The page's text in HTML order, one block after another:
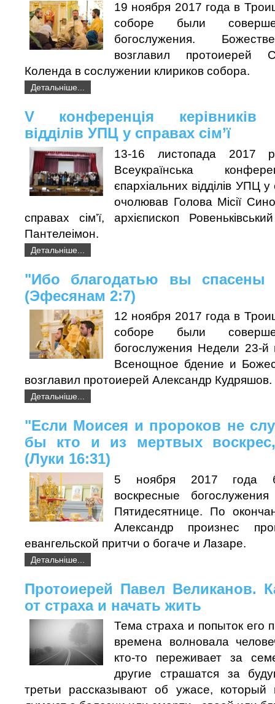
19 ноября 2017 года в
соборе были
богослужения.
возглавил протоиерей
Коленда в сослужении клириков собора.
Детальніше...
V конференція керівників
відділів УПЦ у справах сім’ї
13-16 листопада 2017
Всеукраїнська
єпархіальних відділів УПЦ у
очолював Голова Місії
справах сім’ї, архієпископ
Пантелеімон.
Детальніше...
"Ибо благодатью вы спасены
(Эфесянам 2:7)
12 ноября 2017 года в
соборе были
богослужения Недели 23-й
Всенощное бдение и
возглавил протоиерей Александр Кудряшов.
Детальніше...
"Если Моисея и пророков не
бы кто и из мертвых
(Луки 16:31)
5 ноября 2017 года
воскресные
Пятидесятнице. По
Александр произнес
евангельской притчи о богаче и Лазаре.
Детальніше...
Протоиерей Павел Великанов.
от страха и начать жить
Тема страха и попыток его
времена волновала
кто-то переживает за
другие страшатся за
третьи рассказывают об ужасе, который